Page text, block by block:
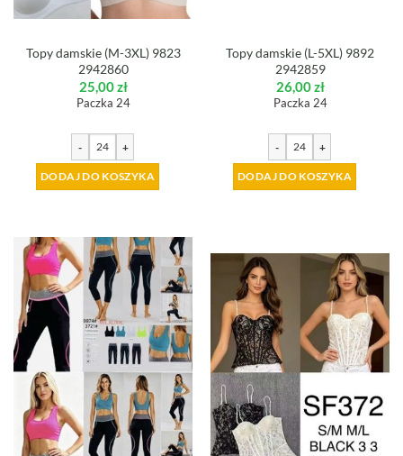
Topy damskie (M-3XL) 9823
2942860
25,00zł
Paczka 24
- +
DODAJ DO KOSZYKA
Topy damskie (L-5XL) 9892
2942859
26,00zł
Paczka 24
- +
DODAJ DO KOSZYKA